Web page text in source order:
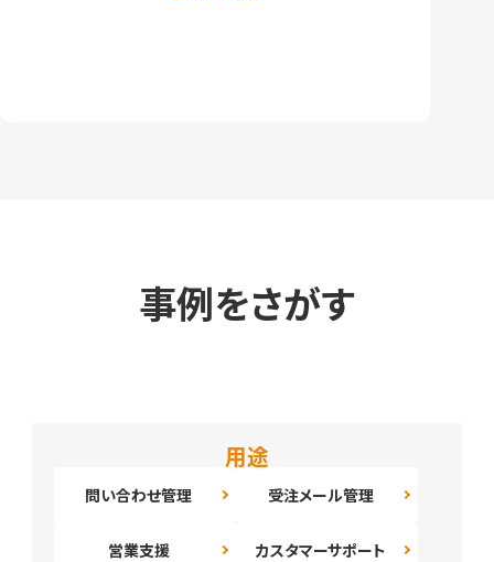
事例をさがす
用途
問い合わせ管理 受注メール管理
営業支援 カスタマーサポート